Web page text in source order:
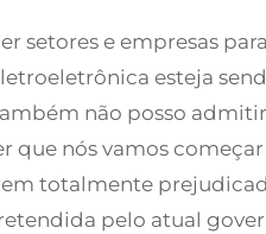
setores e empresas
esteja
não posso
que nós vamos
totalmente
pelo atual